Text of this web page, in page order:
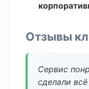
Отзывы
Сервис
сделали